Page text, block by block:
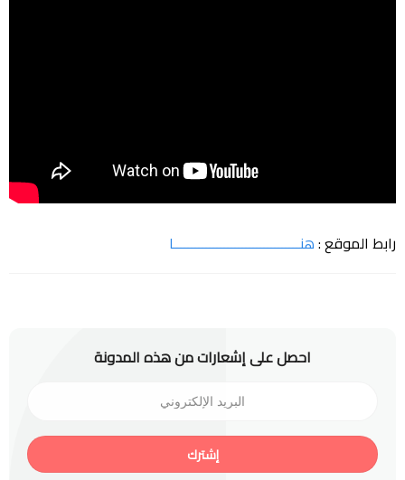
رابط الموقع :هنـــــــــــــــــــــــــــــــــــا
احصل على إشعارات من هذه المدونة
إشترك